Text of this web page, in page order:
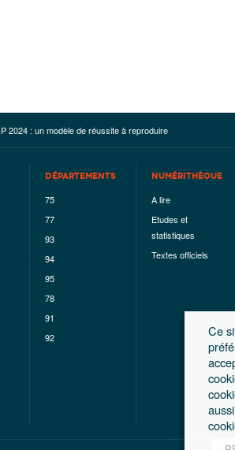
2024 : un modèle de réussite à reproduire
DÉPARTEMENTS
75
77
93
94
95
78
91
92
NUMÉRITHÈQUE
A lire
Etudes et
statistiques
Textes officiels
Ce